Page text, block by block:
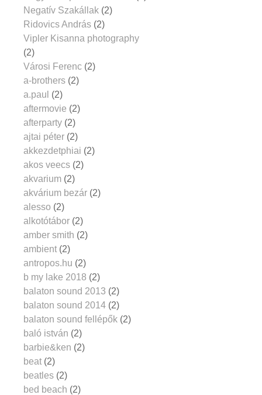
Negatív Szakállak (2)
Ridovics András (2)
Vipler Kisanna photography
(2)
Városi Ferenc (2)
a-brothers (2)
a.paul (2)
aftermovie (2)
afterparty (2)
ajtai péter (2)
akkezdetphiai (2)
akos veecs (2)
akvarium (2)
akvárium bezár (2)
alesso (2)
alkotótábor (2)
amber smith (2)
ambient (2)
antropos.hu (2)
b my lake 2018 (2)
balaton sound 2013 (2)
balaton sound 2014 (2)
balaton sound fellépők (2)
baló istván (2)
barbie&ken (2)
beat (2)
beatles (2)
bed beach (2)